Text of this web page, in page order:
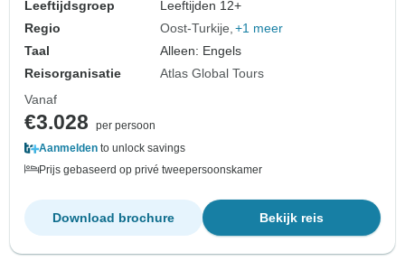
Leeftijdsgroep
Leeftijden 12+
Regio
Oost-Turkije +1 meer
Taal
Alleen: Engels
Reisorganisatie
Atlas Global Tours
Vanaf
€3.028
per persoon
Aanmelden to unlock savings
Prijs gebaseerd op privé tweepersoonskamer
Bekijk reis
Download brochure